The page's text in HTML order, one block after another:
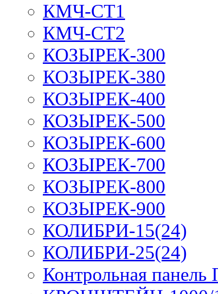
КМЧ-СТ1
КМЧ-СТ2
КОЗЫРЕК-300
КОЗЫРЕК-380
КОЗЫРЕК-400
КОЗЫРЕК-500
КОЗЫРЕК-600
КОЗЫРЕК-700
КОЗЫРЕК-800
КОЗЫРЕК-900
КОЛИБРИ-15(24)
КОЛИБРИ-25(24)
Контрольная